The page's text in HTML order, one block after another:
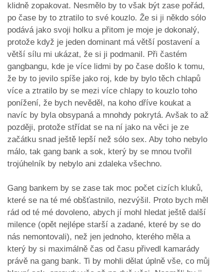
klidně zopakovat. Nesmělo by to však být zase pořád,
po čase by to ztratilo to své kouzlo. Že si ji někdo sólo
podává jako svoji holku a přitom je moje je dokonalý,
protože když je jeden dominant má větší postavení a
větší sílu mi ukázat, že si ji podmanil. Při častém
gangbangu, kde je více lidmi by po čase došlo k tomu,
že by to jevilo spíše jako roj, kde by bylo těch chlapů
více a ztratilo by se mezi více chlapy to kouzlo toho
ponížení, že bych nevěděl, na koho dříve koukat a
navíc by byla obsypaná a mnohdy pokrytá. Avšak to až
později, protože střídat se na ní jako na věci je ze
začátku snad ještě lepší než sólo sex. Aby toho nebylo
málo, tak gang bank a sok, který by se mnou tvořil
trojúhelník by nebylo ani zdaleka všechno.
Gang bankem by se zase tak moc počet cizích kluků,
které se na té mé obšťastnilo, nezvýšil. Proto bych měl
rád od té mé dovoleno, abych jí mohl hledat ještě další
milence (opět nejlépe starší a zadané, které by se do
nás nemontovali), než jen jednoho, kterého měla a
který by si maximálně čas od času přivedl kamarády
právě na gang bank. Ti by mohli dělat úplně vše, co můj